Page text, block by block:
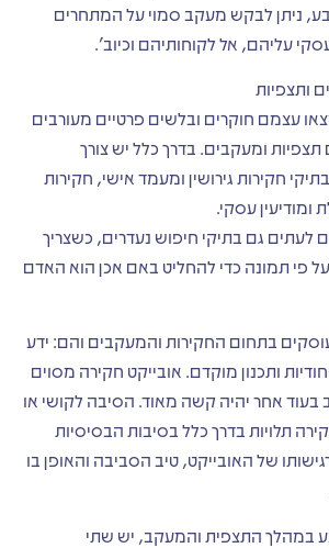
ניתן לבקש מעקב סמוי על המתחרים
עליהם, אל לקוחותיהם וכיוב'.
ותצפיות
עצמם חוקרים ובלשים פרטיים מעורבים
ומעקבים. בדרך כלל יש צורך
חקירות גירושין ומעמד אישי, חקירות
ומודיעין עסקי.
לעתים גם בתיקי חיפוש נעדרים, כשצריך
פי תמונה כדי להחליט באם אכן הוא האדם
בתחום החקירות והמעקבים והם: ידע
ותכנון מוקדם. אובייקט חקירה מסוים
בעוד אחר יהיה קשה מאוד. הסיבה לקושי או
תלויות בדרך כלל בסיבות הבסיסיות
של האובייקט, טיב הסביבה והאופן בו
במהלך התצפית והמעקב, יש שתי